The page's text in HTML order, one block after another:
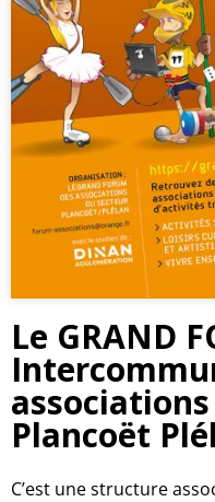
Le GRAND
Plancoët
C’est une structure